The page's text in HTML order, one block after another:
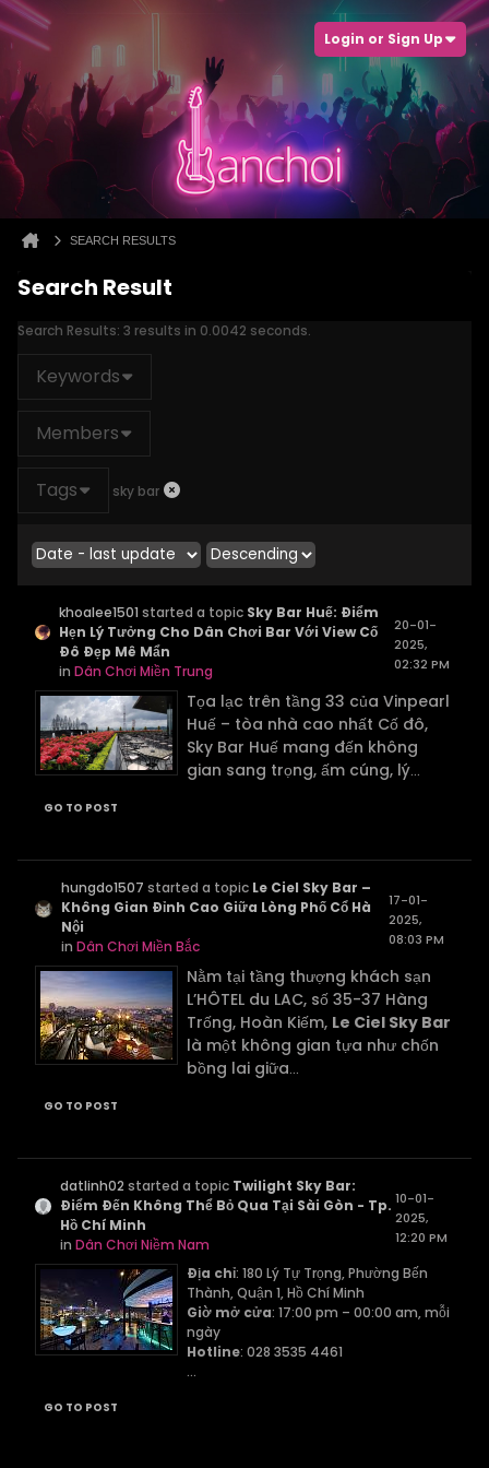
Login or Sign Up
SEARCH RESULTS
Search Result
Search Results: 3 results in 0.0042 seconds.
Keywords
Members
Tags sky bar
khoalee1501 started a topic Sky Bar Huế: Điểm
Hẹn Lý Tưởng Cho Dân Chơi Bar Với View Cố
Đô Đẹp Mê Mẩn
inDân Chơi Miền Trung
20-01-
2025,
02:32 PM
Tọa lạc trên tầng 33 của Vinpearl
Huế – tòa nhà cao nhất Cố đô,
Sky Bar Huế mang đến không
gian sang trọng, ấm cúng, lý...
GO TO POST
hungdo1507 started a topic Le Ciel Sky Bar –
Không Gian Đỉnh Cao Giữa Lòng Phố Cổ Hà
Nội
inDân Chơi Miền Bắc
17-01-
2025,
08:03 PM
Nằm tại tầng thượng khách sạn
L’HÔTEL du LAC, số 35-37 Hàng
Trống, Hoàn Kiếm, Le Ciel Sky Bar
là một không gian tựa như chốn
bồng lai giữa...
GO TO POST
datlinh02 started a topic Twilight Sky Bar:
Điểm Đến Không Thể Bỏ Qua Tại Sài Gòn - Tp.
Hồ Chí Minh
in Dân Chơi Niềm Nam
10-01-
2025,
12:20 PM
Địa chỉ: 180 Lý Tự Trọng, Phường Bến
Thành, Quận 1, Hồ Chí Minh
Giờ mở cửa: 17:00 pm – 00:00 am, mỗi
ngày
Hotline: 028 3535 4461
...
GO TO POST